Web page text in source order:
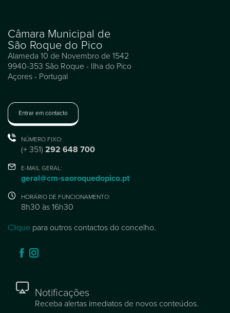
Câmara Municipal de
São Roque do Pico
Alameda 10 de Novembro de 1542
9940-353 São Roque - Ilha do Pico
Açores - Portugal
Entrar em contacto
NÚMERO FIXO:
(+ 351) 292 648 700
E-MAIL GERAL:
geral@cm-saoroquedopico.pt
HORÁRIO DE FUNCIONAMENTO:
8h30 às 16h30
Clique para outros contactos do concelho.
Notificações
Receba alertas imediatos de novos conteúdos.